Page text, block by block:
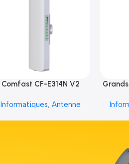
Comfast CF-E314N V2
Informatiques, Antenne